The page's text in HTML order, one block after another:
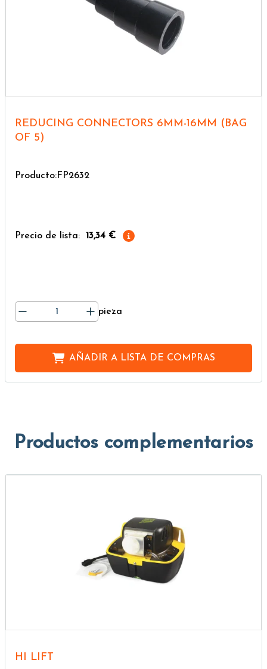
REDUCING CONNECTORS 6MM-16MM (BAG
OF 5)
Producto:FP2632
Precio de lista: 13,34 €
pieza
AÑADIR ALISTA DE COMPRAS
Productos complementarios
HI LIFT